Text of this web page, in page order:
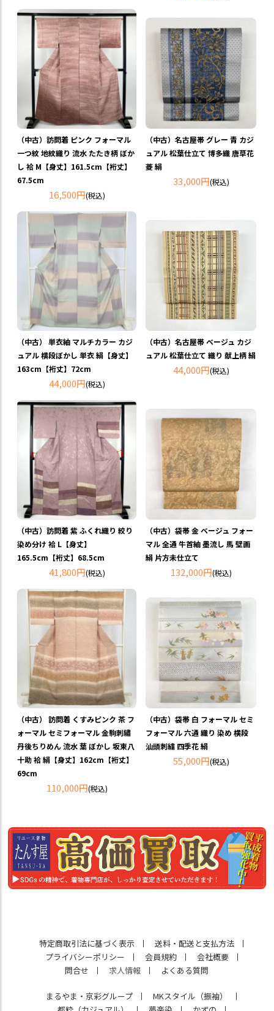
（中古）訪問着 ピンク フォーマル
一つ紋 地紋織り 流水 たたき柄 ぼか
し 袷 M【身丈】161.5cm【裄丈】
67.5cm
16,500円(税込)
（中古）名古屋帯 グレー 青 カジ
ュアル 松葉仕立て 博多織 唐草花
菱 絹
33,000円(税込)
（中古） 単衣紬 マルチカラー カジ
ュアル 横段ぼかし 単衣 絹【身丈】
163cm【裄丈】72cm
44,000円(税込)
（中古）名古屋帯 ベージュ カジ
ュアル 松葉仕立て 織り 献上柄 絹
44,000円(税込)
（中古）訪問着 紫 ふくれ織り 絞り
染め分け 袷 L【身丈】
165.5cm【裄丈】68.5cm
41,800円(税込)
（中古）袋帯 金 ベージュ フォー
マル 全通 牛首紬 墨流し 馬 壁画
絹 片方未仕立て
132,000円(税込)
（中古） 訪問着 くすみピンク 茶 フ
ォーマル セミフォーマル 金駒刺繡
丹後ちりめん 流水 葉 ぼかし 坂東八
十助 袷 絹【身丈】162cm【裄丈】
69cm
110,000円(税込)
（中古）袋帯 白 フォーマル セミ
フォーマル 六通 織り 染め 横段
汕頭刺繍 四季花 絹
55,000円(税込)
特定商取引法に基づく表示
送料・配送と支払方法
プライバシーポリシー
会員規約
会社概要
問合せ
求人情報 よくある質問
まるやま・京彩グループ
MKスタイル（振袖）